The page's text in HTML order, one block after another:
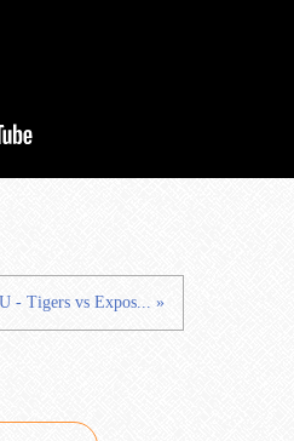
- Tigers vs Expos... »